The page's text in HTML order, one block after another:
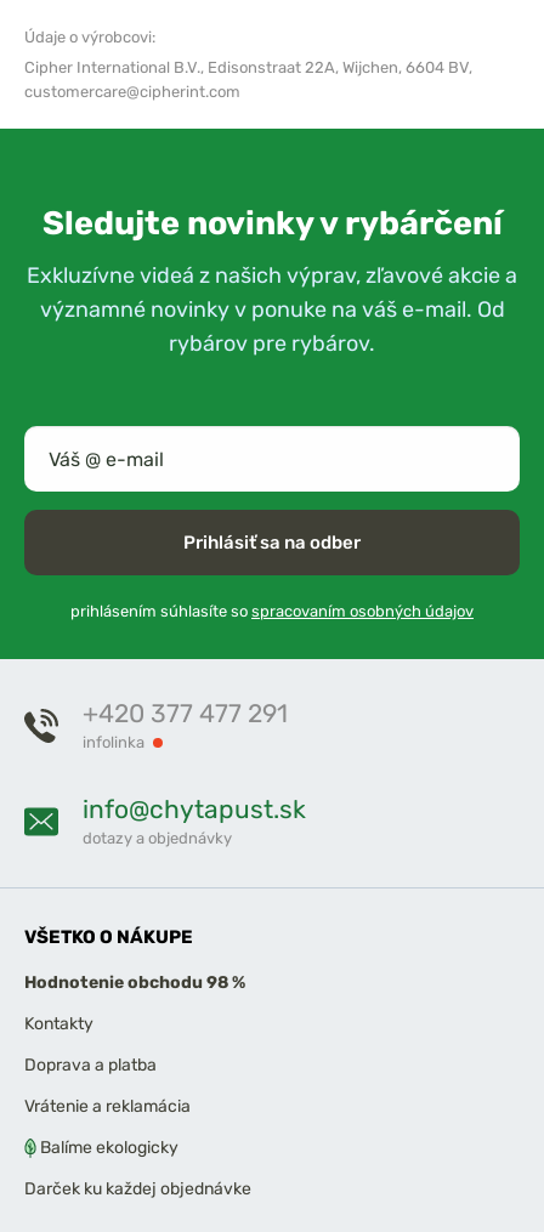
Údaje o výrobcovi:
Cipher International B.V., Edisonstraat 22A, Wijchen, 6604 BV,
customercare@cipherint.com
Sledujte novinky v rybárčení
Exkluzívne videá z našich výprav, zľavové akcie a
významné novinky v ponuke na váš e-mail. Od
rybárov pre rybárov.
Prihlásiť sa na odber
prihlásením súhlasíte so spracovaním osobných údajov
+420 377 477 291
infolinka
info@chytapust.sk
dotazy a objednávky
VŠETKO O NÁKUPE
Hodnotenie obchodu 98 %
Kontakty
Doprava a platba
Vrátenie a reklamácia
Balíme ekologicky
Darček ku každej objednávke